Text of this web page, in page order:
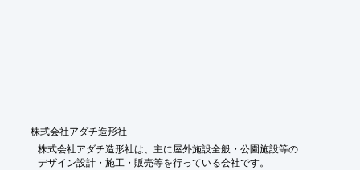
株式会社アダチ造形社
株式会社アダチ造形社は、主に屋外施設全般・公園施設等の
デザイン設計・施工・販売等を行っている会社です。